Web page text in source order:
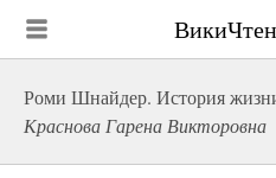
Роми Шнайдер. История
Краснова Гарена Викторовна